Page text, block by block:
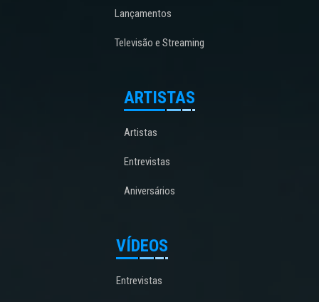
Lançamentos
Televisão e Streaming
ARTISTAS
Artistas
Entrevistas
Aniversários
VÍDEOS
Entrevistas